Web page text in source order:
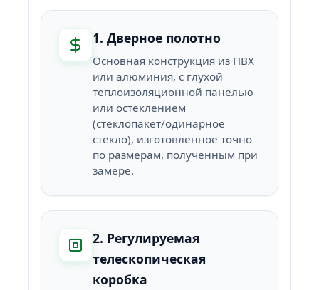
1. Дверное полотно
Основная конструкция из ПВХ
или алюминия, с глухой
теплоизоляционной панелью
или остеклением
(стеклопакет/одинарное
стекло), изготовленное точно
по размерам, полученным при
замере.
2. Регулируемая
телескопическая
коробка